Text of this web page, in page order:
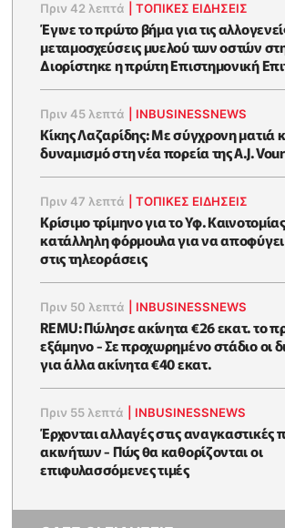
Πριν 42 λεπτά |ΤΟΠΙΚΕΣ ΕΙΔΗΣΕΙΣ
Έγινε το πρώτο βήμα για τις
μεταμοσχεύσεις μυελού των οστών
Διορίστηκε η πρώτη Επιστημονική
Πριν 45 λεπτά INBUSINESSNEWS
Κίκης Λαζαρίδης: Με σύγχρονη ματιά
δυναμισμό στη νέα πορεία της A.J.
Πριν 47 λεπτά |ΤΟΠΙΚΕΣ ΕΙΔΗΣΕΙΣ
Κρίσιμο τρίμηνο για το Υφ.
κατάλληλη φόρμουλα για να αποφύγει
στις τηλεοράσεις
Πριν 50 λεπτά INBUSINESSNEWS
REMU: Πώλησε ακίνητα €26 εκατ. το
εξάμηνο - Σε προχωρημένο στάδιο οι
για άλλα ακίνητα €40 εκατ.
Πριν 55 λεπτά INBUSINESSNEWS
Έρχονται αλλαγές στις αναγκαστικές
ακινήτων - Πώς θα καθορίζονται οι
επιφυλασσόμενες τιμές